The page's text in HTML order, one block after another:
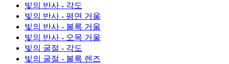
빛의 반사 - 각도
빛의 반사 - 평면 거울
빛의 반사 - 볼록 거울
빛의 반사 - 오목 거울
빛의 굴절 - 각도
빛의 굴절 - 볼록 렌즈